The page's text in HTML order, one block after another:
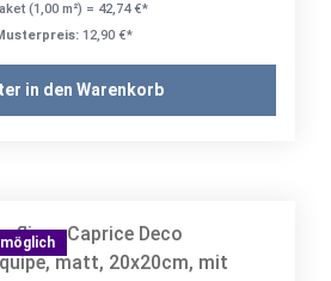
(1,00 m²) = 42,74 €*
12,90 €*
in den Warenkorb